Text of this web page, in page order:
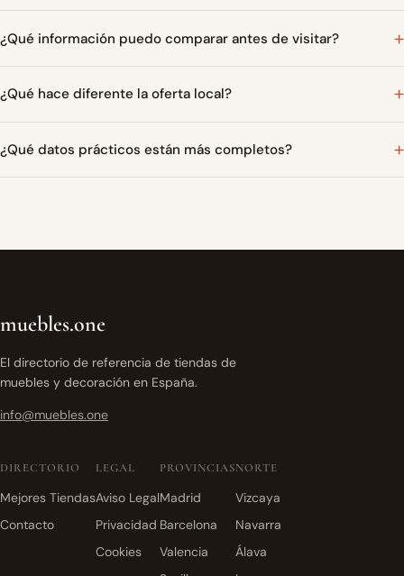
¿Qué información puedo comparar antes de visitar?
¿Qué hace diferente la oferta local?
¿Qué datos prácticos están más completos?
muebles.one
El directorio de referencia de tiendas de
muebles y decoración en España.
info@muebles.one
DIRECTORIO
Mejores Tiendas
Contacto
LEGAL
Aviso Legal
Privacidad
Cookies
PROVINCIAS
Madrid
Barcelona
Valencia
NORTE
Vizcaya
Navarra
Álava